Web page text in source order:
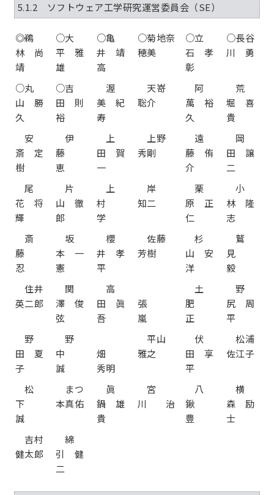
5.1.2 ソフトウェア工学研究運営委員会（SE）
◎鵜
林 尚
靖
○大
平 雅
雄
○亀
井 靖
高
○菊地奈
穂美
○立
石 孝
彰
○長谷
川 勇
○丸
山 勝
久
○吉
田 則
裕
渥
美 紀
寿
天嵜
聡介
阿
萬 裕
久
荒
堀 喜
貴
安
斎 定
樹
伊
藤
恵
上
田 賀
一
上野
秀剛
遠
藤 侑
介
岡
田 譲
二
尾
花 将
輝
片
山 徹
郎
上
村
学
岸
知二
栗
原 正
仁
小
林 隆
志
斎
藤
忍
坂
本 一
憲
櫻
井 孝
平
佐藤
芳樹
杉
山 安
洋
鷲
見
毅
住井
英二郎
関
澤 俊
弦
高
田 眞
吾
張
嵐
土
肥
正
野
尻 周
平
野
田 夏
子
野
中
誠
畑
秀明
平山
雅之
伏
田 享
平
松浦
佐江子
松
下
誠
まつ
本真佑
眞
鍋 雄
貴
宮
川 治
八
鍬
豊
横
森 励
士
吉村
健太郎
綿
引 健
二